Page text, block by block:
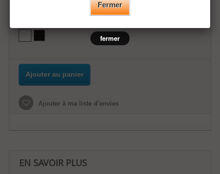
Ajouter au panier
Ajouter à ma liste d'envies
EN SAVOIR PLUS
Fermer
fermer